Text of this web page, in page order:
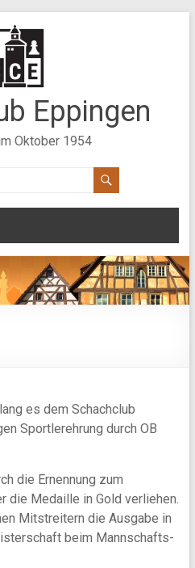
Eppingen
Oktober 1954
es dem Schachclub
Sportlerehrung durch OB
die Ernennung zum
die Medaille in Gold verliehen.
Mitstreitern die Ausgabe in
beim Mannschafts-